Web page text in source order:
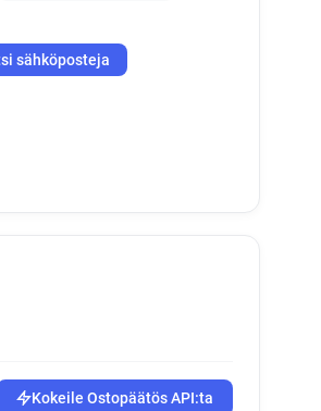
sähköposteja
Kokeile Ostopäätös API:ta